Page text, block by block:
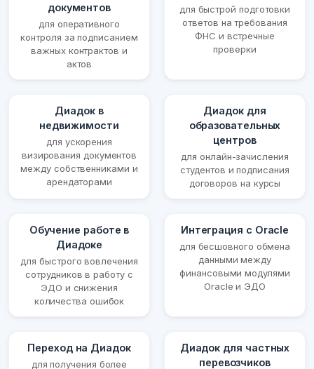
документов
для оперативного
контроля за подписанием
важных контрактов и
актов
для быстрой подготовки
ответов на требования
ФНС и встречные
проверки
Диадок в
недвижимости
для ускорения
визирования документов
между собственниками и
арендаторами
Диадок для
образовательных
центров
для онлайн-зачисления
студентов и подписания
договоров на курсы
Обучение работе в
Диадоке
для быстрого вовлечения
сотрудников в работу с
ЭДО и снижения
количества ошибок
Интеграция с Oracle
для бесшовного обмена
данными между
финансовыми модулями
Oracle и ЭДО
Переход на Диадок
для получения более
Диадок для частных
перевозчиков